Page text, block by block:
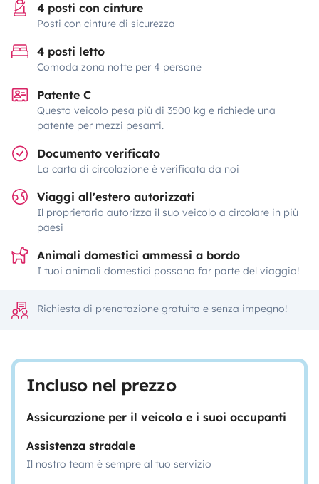
4 posti con cinture
Posti con cinture di sicurezza
4 posti letto
Comoda zona notte per 4 persone
Patente C
Questo veicolo pesa più di 3500 kg e richiede una
patente per mezzi pesanti.
Documento verificato
La carta di circolazione è verificata da noi
Viaggi all'estero autorizzati
Il proprietario autorizza il suo veicolo a circolare in più
paesi
Animali domestici ammessi a bordo
I tuoi animali domestici possono far parte del viaggio!
Richiesta di prenotazione gratuita e senza impegno!
Incluso nel prezzo
Assicurazione per il veicolo e i suoi occupanti
Assistenza stradale
Il nostro team è sempre al tuo servizio